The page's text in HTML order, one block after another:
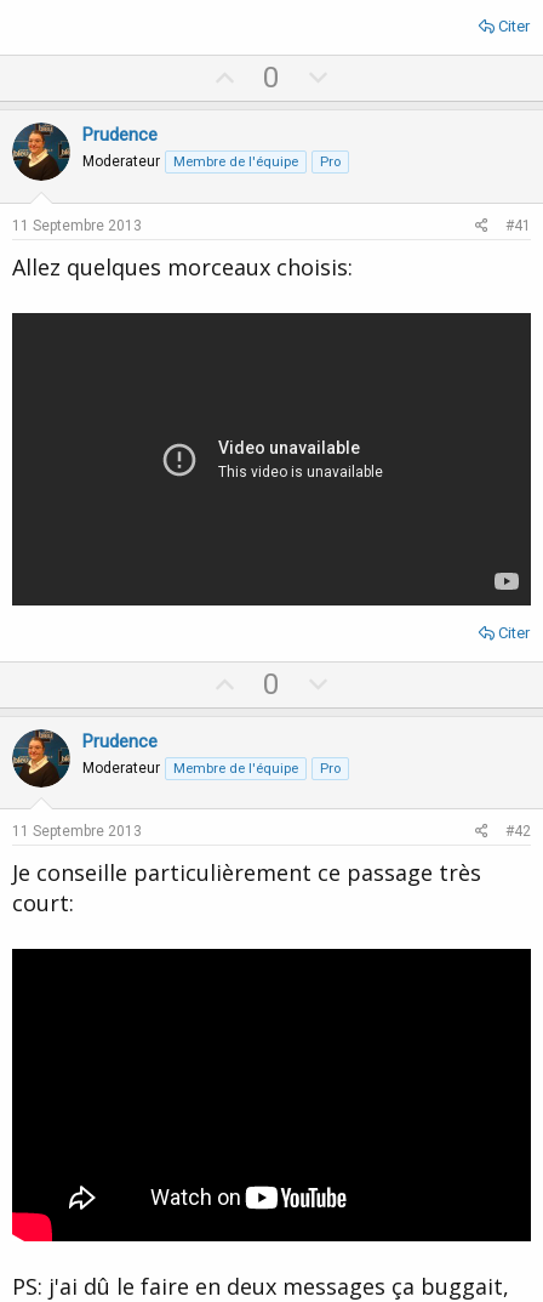
Citer
p
o
0
o
n
t
e
Prudence
Moderateur Membre de l'équipe Pro
11 Septembre 2013 #41
Allez quelques morceaux choisis:
Citer
p
o
t
0
o
n
v
e
Prudence
Moderateur Membre de l'équipe Pro
11 Septembre 2013 #42
Je conseille particulièrement ce passage très
court:
PS: j'ai dû le faire en deux messages ça buggait,